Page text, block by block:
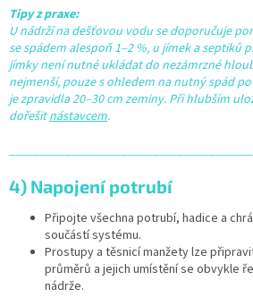
Tipy z praxe:
U nádrží na dešťovou vodu se doporučuje
se spádem alespoň 1–2 %, u jímek a septiků
jímky není nutné ukládat do nezámrzné
nejmenší, pouze s ohledem na nutný spád
je zpravidla 20–30 cm zeminy. Při hlubším
dořešitnástavcem.
4) Napojení potrubí
Připojte všechna potrubí, hadice a
součástí systému.
Prostupy a těsnicí manžety lze
průměrů a jejich umístění se obvykle
nádrže.